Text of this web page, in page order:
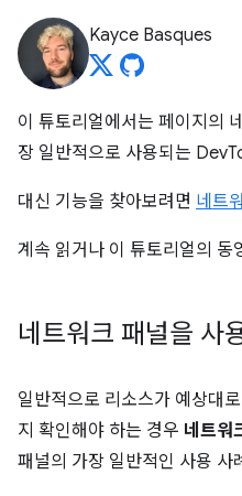
Kayce Basques
이 튜토리얼에서는 페이지의
장 일반적으로 사용되는
대신 기능을 찾아보려면 네트
계속 읽거나 이 튜토리얼의 동
네트워크 패널을 사
일반적으로 리소스가 예상대
지 확인해야 하는 경우 네트워
패널의 가장 일반적인 사용 사